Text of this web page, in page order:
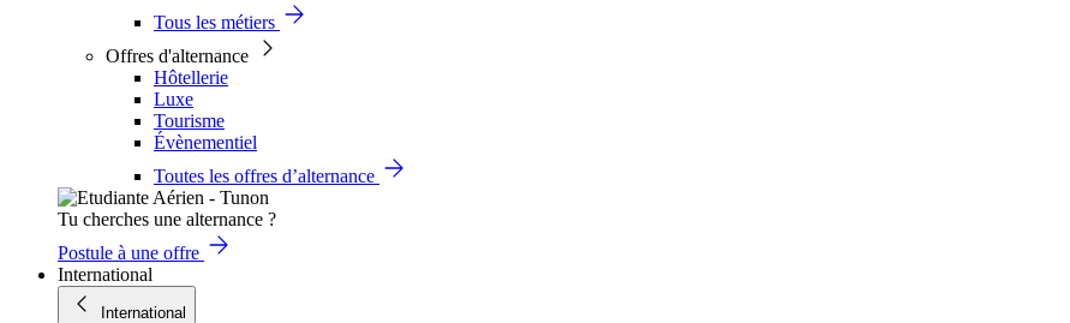
Tous les métiers
Offres d'alternance
Hôtellerie
Luxe
Tourisme
Évènementiel
Toutes les offres d’alternance
Tu cherches une alternance ?
Postule à une offre
International
International